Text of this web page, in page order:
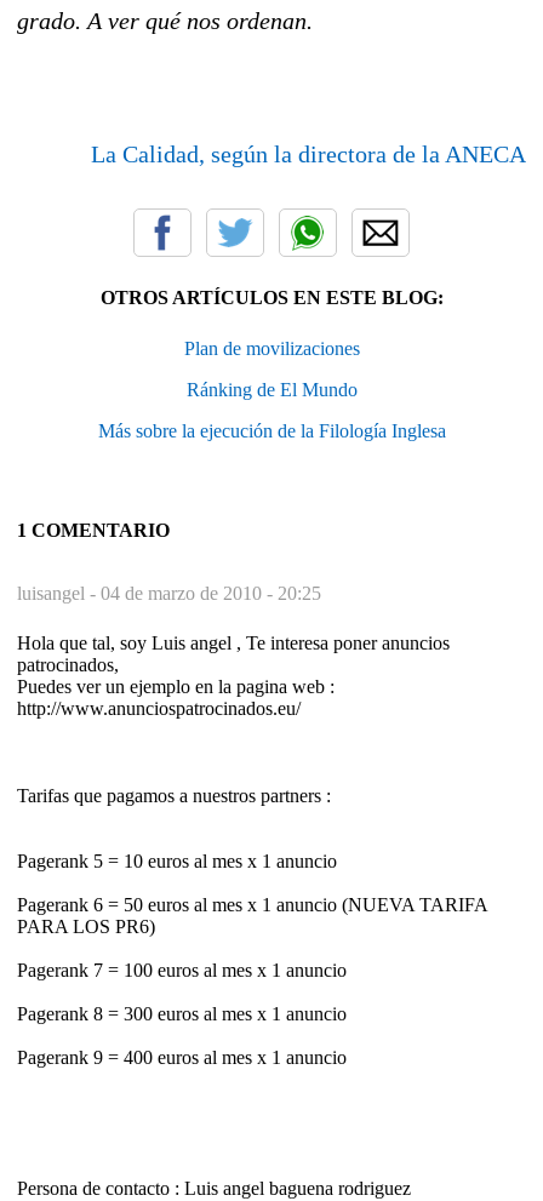
grado. A ver qué nos ordenan.
La Calidad, según la directora de la ANECA
OTROS ARTÍCULOS EN ESTE BLOG:
Plan de movilizaciones
Ránking de El Mundo
Más sobre la ejecución de la Filología Inglesa
1 COMENTARIO
luisangel - 04 de marzo de 2010 - 20:25
Hola que tal, soy Luis angel , Te interesa poner anuncios
patrocinados,
Puedes ver un ejemplo en la pagina web :
http://www.anunciospatrocinados.eu/
Tarifas que pagamos a nuestros partners :
Pagerank 5 = 10 euros al mes x 1 anuncio
Pagerank 6 = 50 euros al mes x 1 anuncio (NUEVA TARIFA
PARA LOS PR6)
Pagerank 7 = 100 euros al mes x 1 anuncio
Pagerank 8 = 300 euros al mes x 1 anuncio
Pagerank 9 = 400 euros al mes x 1 anuncio
Persona de contacto : Luis angel baguena rodriguez